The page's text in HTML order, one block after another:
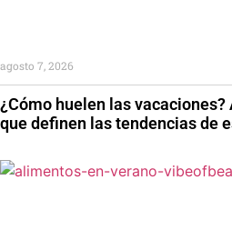
¿Cómo huelen las
que definen las tendencias de
agosto 7, 2026